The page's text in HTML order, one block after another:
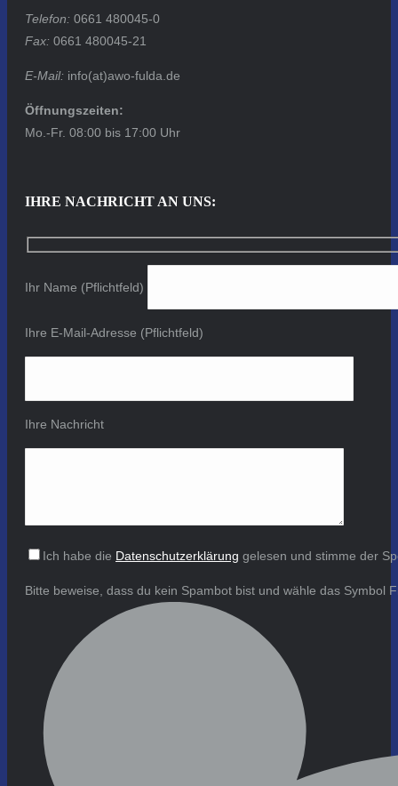
Telefon: 0661 480045-0
Fax: 0661 480045-21
E-Mail: info(at)awo-fulda.de
Öffnungszeiten:
Mo.-Fr. 08:00 bis 17:00 Uhr
IHRE NACHRICHT AN UNS:
Ihr Name (Pflichtfeld)
Ihre E-Mail-Adresse (Pflichtfeld)
Ihre Nachricht
Ich habe die Datenschutzerklärung gelesen und stimme der
Bitte beweise, dass du kein Spambot bist und wähle das Symbol